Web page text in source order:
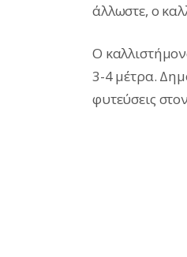
άλλωστε, ο
Ο
3-4 μέτρα.
φυτεύσεις